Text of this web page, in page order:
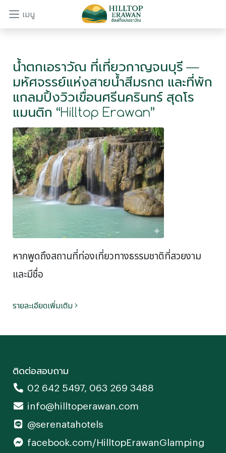
เมนู
น้ำตกเอราวัณ ที่เที่ยวกาญจนบุรี —
มหัศจรรย์แห่งสายน้ำสีมรกต และที่พัก
แกลมปิ้งวิวเขื่อนศรีนครินทร์ สุดโร
แมนติก “Hilltop Erawan”
หากพูดถึงสถานที่ท่องเที่ยวทางธรรมชาติที่สวยงาม
และมีชื่อ
รายละเอียดเพิ่มเติม
ติดต่อสอบถาม
02 642 5497, 063 269 3488
info@hilltoperawan.com
@serenatahotels
facebook.com/HilltopErawanGlamping